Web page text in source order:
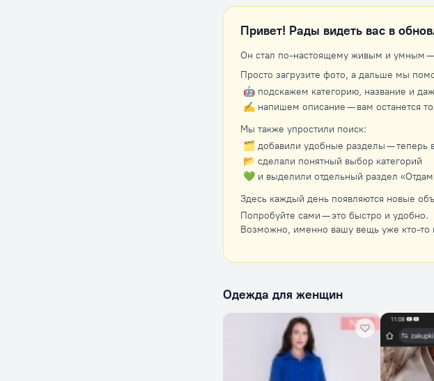
Привет! Рады видеть вас в
Он стал по-настоящему живым и умным —
Просто загрузите фото, а дальше мы
🤖 подскажем категорию, название и
✍️ напишем описание — вам останется
Мы также упростили поиск:
🗂 добавили удобные разделы — теперь
📂 сделали понятный выбор категорий
💚 и выделили отдельный раздел
Здесь каждый день появляются новые
Попробуйте сами — это быстро и удобно.
Возможно, именно вашу вещь уже кто-то
Одежда для женщин